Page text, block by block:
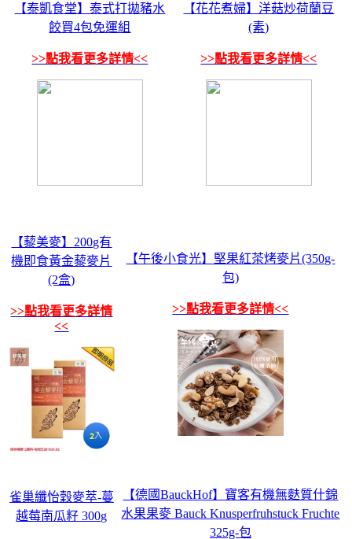
【泰凱食堂】泰式打拋豬水
餃買4包免運組
>>點我看更多詳情<<
【花花煮婦】洋菇炒荷蘭豆
(素)
>>點我看更多詳情<<
【藜美麥】200g有
機即食黃金藜麥片
(2盒)
>>點我看更多詳情
<<
【午後小食光】堅果紅茶烤麥片(350g-
包)
>>點我看更多詳情<<
雀巢纖怡穀麥萃-蔓
越莓南瓜籽 300g
【德國BauckHof】寶客有機無麩質什錦
水果果麥 Bauck Knusperfruhstuck Fruchte
325g-包